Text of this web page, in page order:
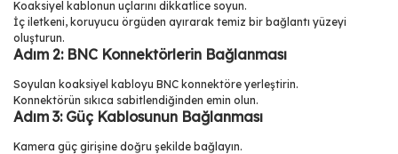
Koaksiyel kablonun uçlarını dikkatlice soyun.
İç iletkeni, koruyucu örgüden ayırarak temiz bir bağlantı yüzeyi
oluşturun.
Adım 2: BNC Konnektörlerin Bağlanması
Soyulan koaksiyel kabloyu BNC konnektöre yerleştirin.
Konnektörün sıkıca sabitlendiğinden emin olun.
Adım 3: Güç Kablosunun Bağlanması
Kamera güç girişine doğru şekilde bağlayın.